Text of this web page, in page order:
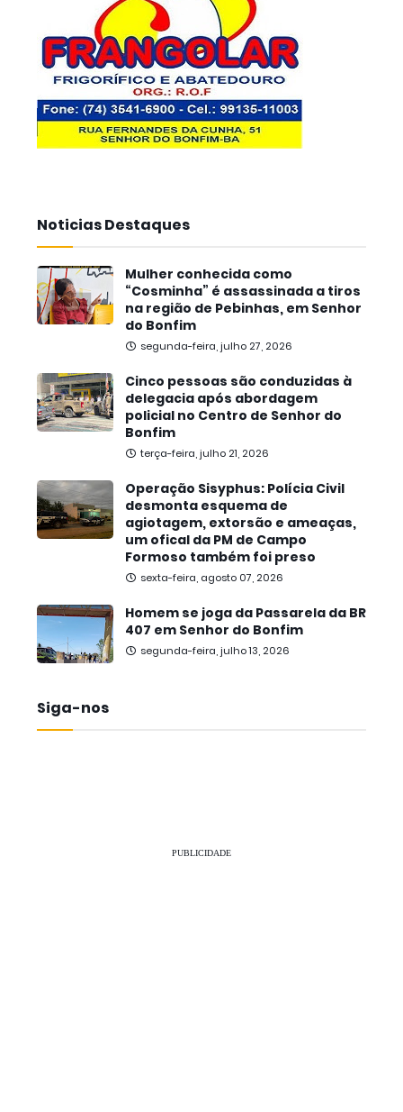
Noticias Destaques
Mulher conhecida como
“Cosminha” é assassinada a tiros
na região de Pebinhas, em Senhor
do Bonfim
segunda-feira, julho 27, 2026
Cinco pessoas são conduzidas à
delegacia após abordagem
policial no Centro de Senhor do
Bonfim
terça-feira, julho 21, 2026
Operação Sisyphus: Polícia Civil
desmonta esquema de
agiotagem, extorsão e ameaças,
um ofical da PM de Campo
Formoso também foi preso
sexta-feira, agosto 07, 2026
Homem se joga da Passarela da BR
407 em Senhor do Bonfim
segunda-feira, julho 13, 2026
Siga-nos
PUBLICIDADE